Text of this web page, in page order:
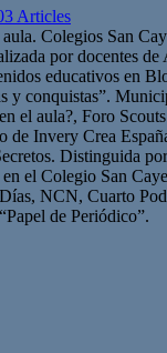
Articles
Colegios San
por docentes
educativos en
y conquistas”.
el aula?, Foro
de Invery Crea
Distinguida
el Colegio San
NCN, Cuarto
de Periódico”.